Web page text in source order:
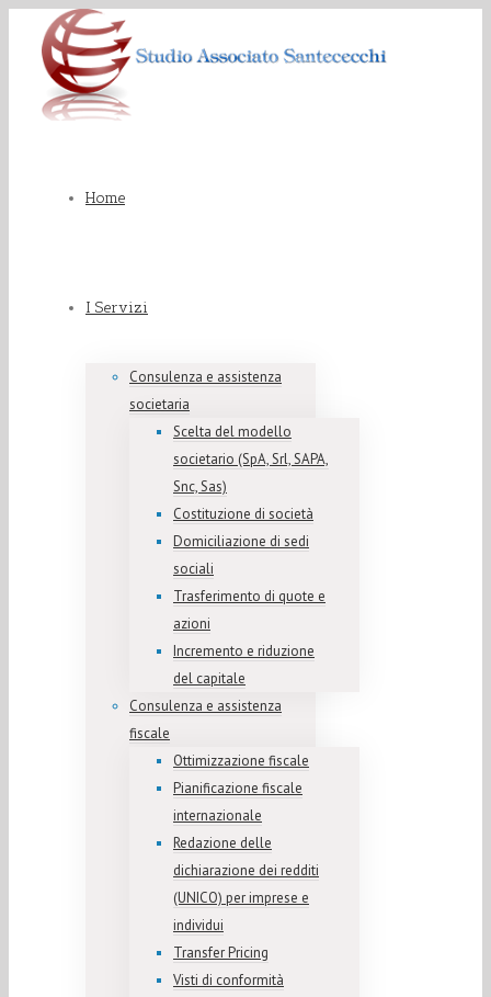
Home
I Servizi
Consulenza e assistenza
societaria
Scelta del modello
societario (SpA, Srl, SAPA,
Snc, Sas)
Costituzione di società
Domiciliazione di sedi
sociali
Trasferimento di quote e
azioni
Incremento e riduzione
del capitale
Consulenza e assistenza
fiscale
Ottimizzazione fiscale
Pianificazione fiscale
internazionale
Redazione delle
dichiarazione dei redditi
(UNICO) per imprese e
individui
Transfer Pricing
Visti di conformità